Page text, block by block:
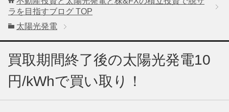
ラを目指すブログ TOP
太陽光発電
買取期間終了後の太陽光発電10
円/kWhで買い取り！